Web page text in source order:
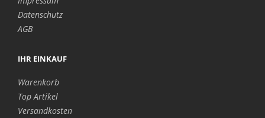
Datenschutz
AGB
IHR EINKAUF
Warenkorb
Top Artikel
Versandkosten